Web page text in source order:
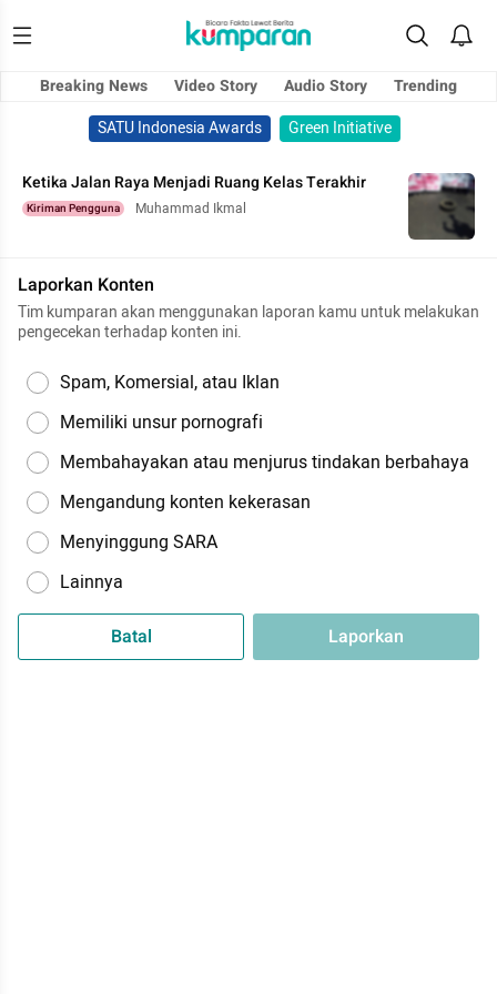
Breaking News Video Story Audio Story
Trending
SATU Indonesia Awards
Green Initiative
Ketika Jalan Raya Menjadi Ruang Kelas Terakhir
Kiriman Pengguna Muhammad Ikmal
Laporkan Konten
Tim kumparan akan menggunakan laporan kamu untuk melakukan
pengecekan terhadap konten ini.
Spam, Komersial, atau Iklan
Memiliki unsur pornografi
Membahayakan atau menjurus tindakan berbahaya
Mengandung konten kekerasan
Menyinggung SARA
Lainnya
Batal Laporkan